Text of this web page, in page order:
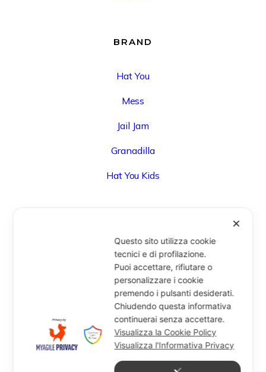
BRAND
Hat You
Mess
Jail Jam
Granadilla
Hat You Kids
Via Degli Speziali, 161 (Blocco 32 Centergross) -
40050 Funo di Argelato (BO) - Italy
info@miragesrl.com
+39 051 8651711
✕
Questo sito utilizza cookie
tecnici e di profilazione.
Puoi accettare, rifiutare o
personalizzare i cookie
premendo i pulsanti desiderati.
Chiudendo questa informativa
continuerai senza accettare.
Visualizza la Cookie Policy
Visualizza l'Informativa Privacy